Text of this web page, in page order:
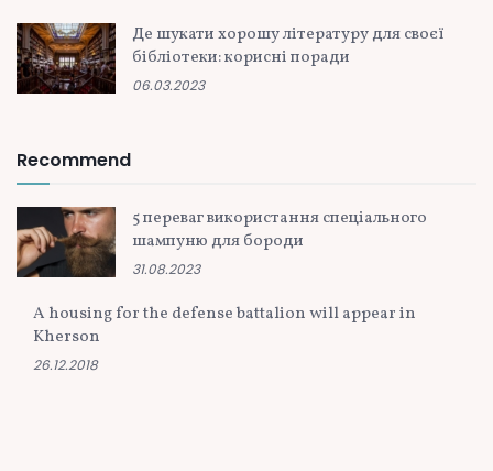
Де шукати хорошу літературу для своєї
бібліотеки: корисні поради
06.03.2023
Recommend
5 переваг використання спеціального
шампуню для бороди
31.08.2023
A housing for the defense battalion will appear in
Kherson
26.12.2018